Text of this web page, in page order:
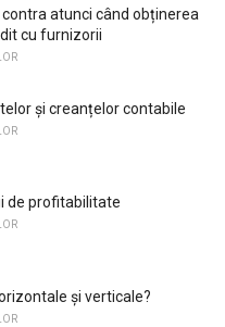
atunci când obținerea
cu furnizorii
și creanțelor contabile
de profitabilitate
și verticale?